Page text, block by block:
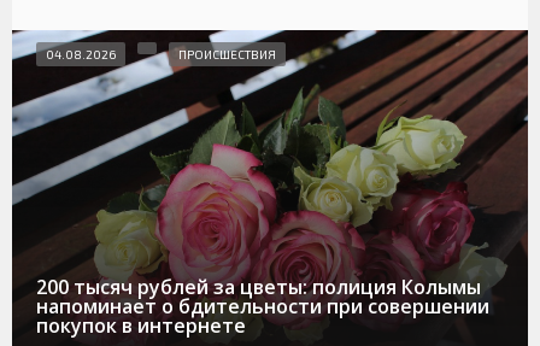
200 тысяч рублей за цветы: полиция Колымы
напоминает о бдительности при совершении
покупок в интернете
04.08.2026 ПРОИСШЕСТВИЯ